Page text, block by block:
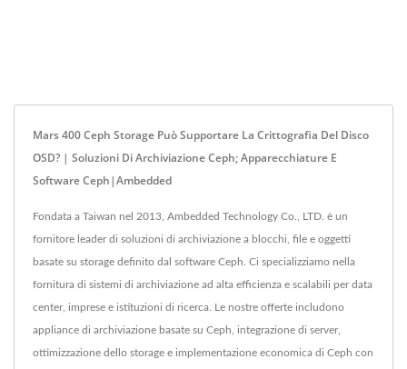
Mars 400 Ceph Storage Può Supportare La Crittografia Del Disco
OSD? | Soluzioni Di Archiviazione Ceph; Apparecchiature E
Software Ceph|Ambedded
Fondata a Taiwan nel 2013, Ambedded Technology Co., LTD. è un
fornitore leader di soluzioni di archiviazione a blocchi, file e oggetti
basate su storage definito dal software Ceph. Ci specializziamo nella
fornitura di sistemi di archiviazione ad alta efficienza e scalabili per data
center, imprese e istituzioni di ricerca. Le nostre offerte includono
appliance di archiviazione basate su Ceph, integrazione di server,
ottimizzazione dello storage e implementazione economica di Ceph con